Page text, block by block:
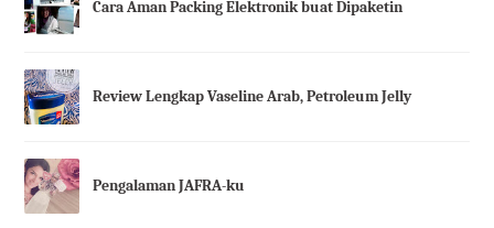
Cara Aman Packing Elektronik buat Dipaketin
Review Lengkap Vaseline Arab, Petroleum Jelly
Pengalaman JAFRA-ku